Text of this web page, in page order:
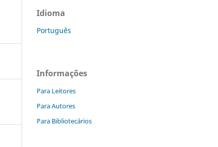
Idioma
Português
Informações
Para Leitores
Para Autores
Para Bibliotecários